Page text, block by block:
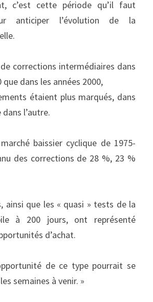
c’est cette période qu’il faut
anticiper l’évolution de la
corrections intermédiaires dans
que dans les années 2000,
étaient plus marqués, dans
l’autre.
baissier cyclique de 1975-
des corrections de 28 %, 23 %
ainsi que les « quasi » tests de la
à 200 jours, ont représenté
d’achat.
de ce type pourrait se
semaines à venir. »